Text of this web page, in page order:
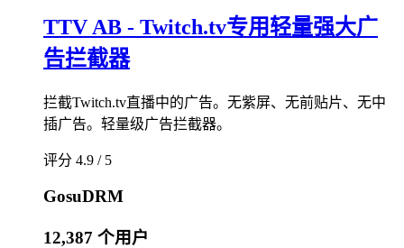
TTV AB - Twitch.tv专用轻量强大广
告拦截器
拦截Twitch.tv直播中的广告。无紫屏、无前贴片、无中
插广告。轻量级广告拦截器。
评分 4.9 / 5
GosuDRM
12,387 个用户